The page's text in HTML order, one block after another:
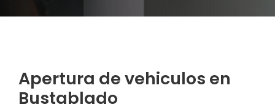
Apertura de vehiculos en
Bustablado